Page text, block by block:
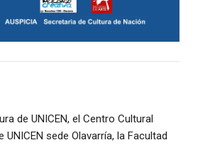
de UNICEN, el Centro Cultural
UNICEN sede Olavarría, la Facultad